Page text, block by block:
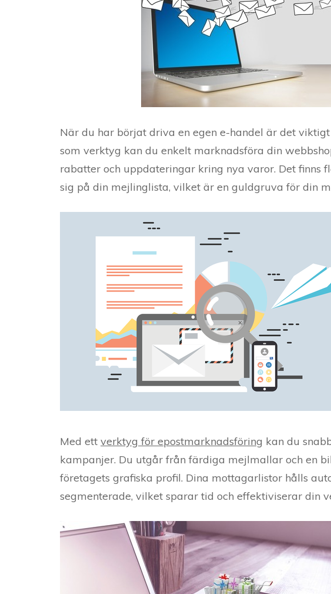
När du har börjat driva en egen e-handel är det
som verktyg kan du enkelt marknadsföra din
rabatter och uppdateringar kring nya varor. Det finns
sig på din mejlinglista, vilket är en guldgruva för din
Med ett verktyg för epostmarknadsföring kan du
kampanjer. Du utgår från färdiga mejlmallar och en
företagets grafiska profil. Dina mottagarlistor hålls
segmenterade, vilket sparar tid och effektiviserar din